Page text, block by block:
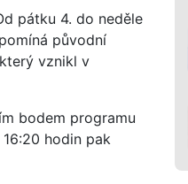
pátku 4. do neděle
původní
vznikl v
bodem programu
hodin pak